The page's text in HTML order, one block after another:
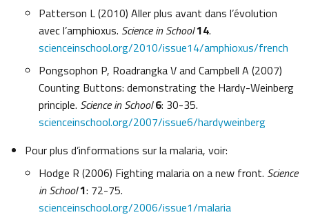
Patterson L (2010) Aller plus avant dans l’évolution
avec l’amphioxus. Science in School14.
scienceinschool.org/2010/issue14/amphioxus/french
Pongsophon P, Roadrangka V and Campbell A (2007)
Counting Buttons: demonstrating the Hardy-Weinberg
principle. Science in School 6: 30-35.
scienceinschool.org/2007/issue6/hardyweinberg
Pour plus d’informations sur la malaria, voir:
Hodge R (2006) Fighting malaria on a new front. Science
in School1: 72-75.
scienceinschool.org/2006/issue1/malaria